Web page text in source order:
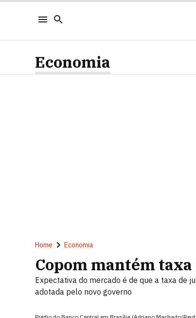
Economia
Home Economia
Copom mantém
Expectativa do mercado é de que a taxa de
adotada pelo novo governo